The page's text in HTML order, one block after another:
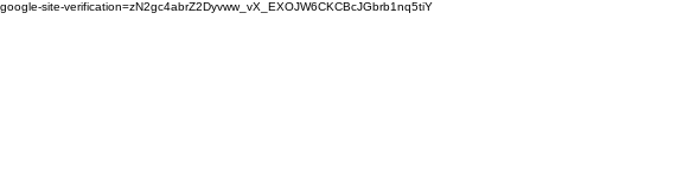
google-site-verification=zN2gc4abrZ2Dyvww_vX_EXOJW6CKCBcJGbrb1nq5tiY